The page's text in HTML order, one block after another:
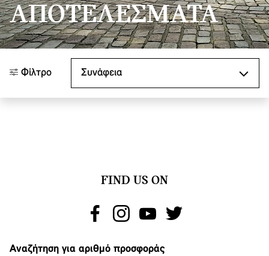
ΑΠΟΤΕΛΈΣΜΑΤΑ
Φίλτρο
FIND US ON
Αναζήτηση για αριθμό προσφοράς